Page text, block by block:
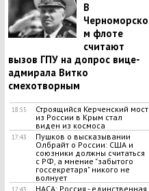
В
Черноморско
м флоте
считают
вызов ГПУ на допрос вице-
адмирала Витко
смехотворным
18:55
Строящийся Керченский мост
из России в Крым стал
виден из космоса
17:43
Пушков о высказывании
Олбрайт о России: США и
союзники должны считаться
с РФ, а мнение "забытого
госсекретаря" никого не
волнует
12:43
НАСА: Россия - единственная